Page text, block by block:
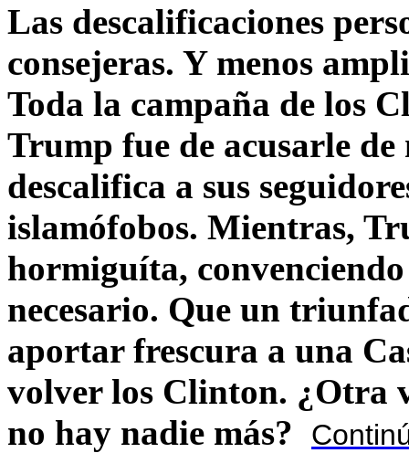
Las descalificaciones
consejeras. Y menos
Toda la campaña de los
Trump fue de acusarle
descalifica a sus
islamófobos. Mientras,
hormiguíta,
necesario. Que un
aportar frescura a una
volver los Clinton. ¿Otra
no hay nadie más?